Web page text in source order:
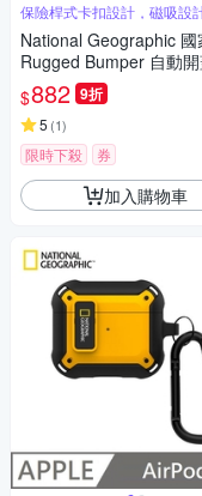
保險桿式卡扣設計，磁吸設
開蓋
National Geographic 國
Rugged Bumper 自動
機保護殼 適用 AirPods 4
色
$882 9折
5 (1)
限時下殺 券
加入購物車